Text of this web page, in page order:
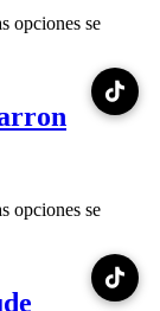
opciones se
opciones se